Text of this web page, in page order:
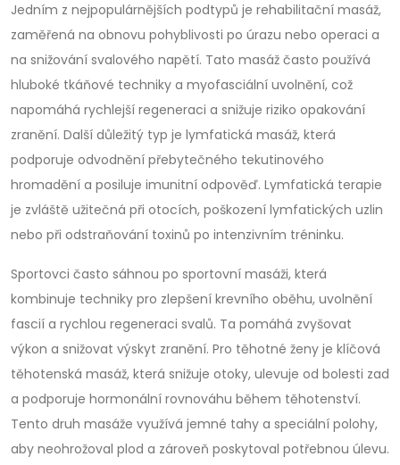
Jedním z nejpopulárnějších podtypů je rehabilitační masáž,
zaměřená na obnovu pohyblivosti po úrazu nebo operaci a
na snižování svalového napětí. Tato masáž často používá
hluboké tkáňové techniky a myofasciální uvolnění, což
napomáhá rychlejší regeneraci a snižuje riziko opakování
zranění. Další důležitý typ je lymfatická masáž, která
podporuje odvodnění přebytečného tekutinového
hromadění a posiluje imunitní odpověď. Lymfatická terapie
je zvláště užitečná při otocích, poškození lymfatických uzlin
nebo při odstraňování toxinů po intenzivním tréninku.
Sportovci často sáhnou po sportovní masáži, která
kombinuje techniky pro zlepšení krevního oběhu, uvolnění
fascií a rychlou regeneraci svalů. Ta pomáhá zvyšovat
výkon a snižovat výskyt zranění. Pro těhotné ženy je klíčová
těhotenská masáž, která snižuje otoky, ulevuje od bolesti zad
a podporuje hormonální rovnováhu během těhotenství.
Tento druh masáže využívá jemné tahy a speciální polohy,
aby neohrožoval plod a zároveň poskytoval potřebnou úlevu.